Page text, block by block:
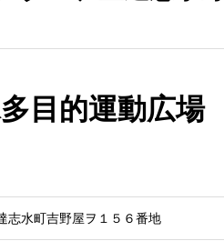
目的運動広場
水町吉野屋ヲ１５６番地